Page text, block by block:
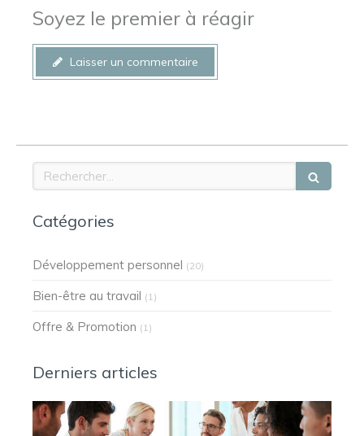
Soyez le premier à réagir
Laisser un commentaire
Rechercher
Catégories
Développement personnel (20)
Bien-être au travail (1)
Offre & Promotion (1)
Derniers articles